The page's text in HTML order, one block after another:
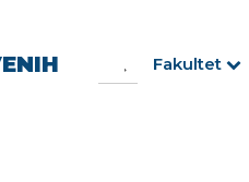
for:
Fakultet